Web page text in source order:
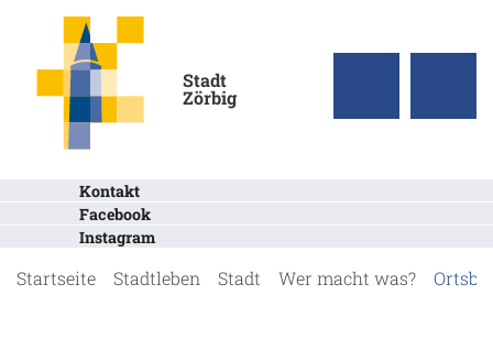
Stadt
Zörbig
Kontakt
Facebook
Instagram
Startseite Stadtleben Stadt Wer macht was?